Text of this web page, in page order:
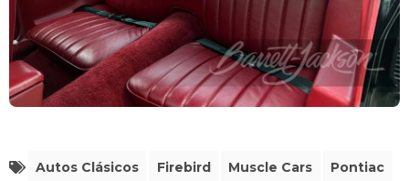
Autos Clásicos Firebird Muscle Cars Pontiac